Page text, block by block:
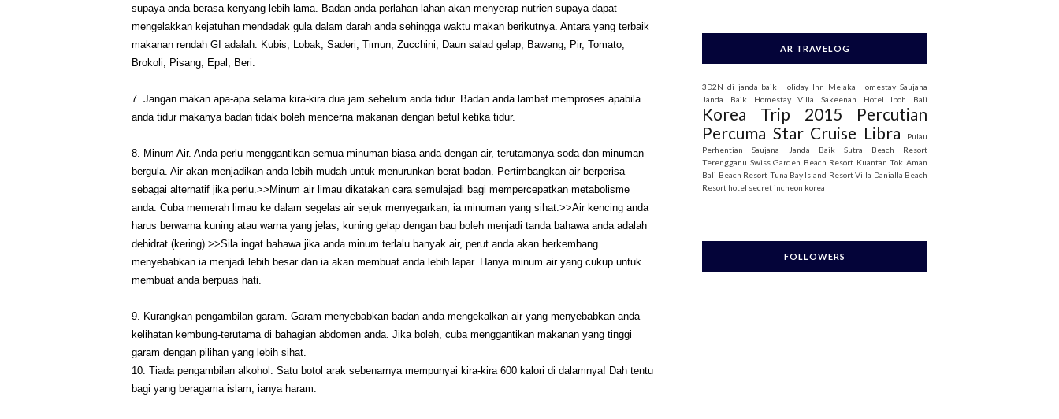
supaya anda berasa kenyang lebih lama. Badan anda perlahan-lahan akan menyerap nutrien supaya dapat
mengelakkan kejatuhan mendadak gula dalam darah anda sehingga waktu makan berikutnya. Antara yang terbaik
makanan rendah GI adalah: Kubis, Lobak, Saderi, Timun, Zucchini, Daun salad gelap, Bawang, Pir, Tomato,
Brokoli, Pisang, Epal, Beri.
7. Jangan makan apa-apa selama kira-kira dua jam sebelum anda tidur. Badan anda lambat memproses apabila
anda tidur makanya badan tidak boleh mencerna makanan dengan betul ketika tidur.
8. Minum Air. Anda perlu menggantikan semua minuman biasa anda dengan air, terutamanya soda dan minuman
bergula. Air akan menjadikan anda lebih mudah untuk menurunkan berat badan. Pertimbangkan air berperisa
sebagai alternatif jika perlu.>>Minum air limau dikatakan cara semulajadi bagi mempercepatkan metabolisme
anda. Cuba memerah limau ke dalam segelas air sejuk menyegarkan, ia minuman yang sihat.>>Air kencing anda
harus berwarna kuning atau warna yang jelas; kuning gelap dengan bau boleh menjadi tanda bahawa anda adalah
dehidrat (kering).>>Sila ingat bahawa jika anda minum terlalu banyak air, perut anda akan berkembang
menyebabkan ia menjadi lebih besar dan ia akan membuat anda lebih lapar. Hanya minum air yang cukup untuk
membuat anda berpuas hati.
9. Kurangkan pengambilan garam. Garam menyebabkan badan anda mengekalkan air yang menyebabkan anda
kelihatan kembung-terutama di bahagian abdomen anda. Jika boleh, cuba menggantikan makanan yang tinggi
garam dengan pilihan yang lebih sihat.
10. Tiada pengambilan alkohol. Satu botol arak sebenarnya mempunyai kira-kira 600 kalori di dalamnya! Dah tentu
bagi yang beragama islam, ianya haram.
AR TRAVELOG
3D2N di janda baik Holiday Inn Melaka Homestay Saujana
Janda Baik
Homestay Villa Sakeenah Hotel Ipoh Bali
Korea Trip 2015
Percutian
Percuma Star Cruise Libra
Pulau
Perhentian
Saujana Janda Baik
Sutra Beach Resort
Terengganu Swiss Garden Beach Resort Kuantan Tok Aman
Bali Beach Resort Tuna Bay Island Resort Villa Danialla Beach
Resort hotel secret incheon korea
FOLLOWERS